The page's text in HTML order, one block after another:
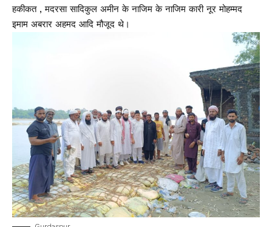
हकीकत , मदरसा सादिकुल अमीन के नाजिम के नाजिम कारी नूर मोहम्मद
इमाम अबरार अहमद आदि मौजूद थे।